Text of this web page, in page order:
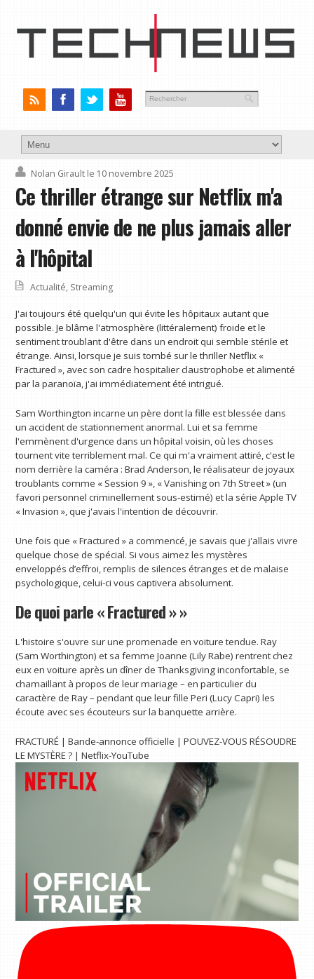
Nolan Girault le 10 novembre 2025
Ce thriller étrange sur Netflix m'a
donné envie de ne plus jamais aller
à l'hôpital
Actualité, Streaming
J'ai toujours été quelqu'un qui évite les hôpitaux autant que
possible. Je blâme l'atmosphère (littéralement) froide et le
sentiment troublant d'être dans un endroit qui semble stérile et
étrange. Ainsi, lorsque je suis tombé sur le thriller Netflix «
Fractured », avec son cadre hospitalier claustrophobe et alimenté
par la paranoïa, j'ai immédiatement été intrigué.
Sam Worthington incarne un père dont la fille est blessée dans
un accident de stationnement anormal. Lui et sa femme
l'emmènent d'urgence dans un hôpital voisin, où les choses
tournent vite terriblement mal. Ce qui m'a vraiment attiré, c'est le
nom derrière la caméra : Brad Anderson, le réalisateur de joyaux
troublants comme « Session 9 », « Vanishing on 7th Street » (un
favori personnel criminellement sous-estimé) et la série Apple TV
« Invasion », que j'avais l'intention de découvrir.
Une fois que « Fractured » a commencé, je savais que j'allais vivre
quelque chose de spécial. Si vous aimez les mystères
enveloppés d’effroi, remplis de silences étranges et de malaise
psychologique, celui-ci vous captivera absolument.
De quoi parle « Fractured » »
L'histoire s'ouvre sur une promenade en voiture tendue. Ray
(Sam Worthington) et sa femme Joanne (Lily Rabe) rentrent chez
eux en voiture après un dîner de Thanksgiving inconfortable, se
chamaillant à propos de leur mariage – en particulier du
caractère de Ray – pendant que leur fille Peri (Lucy Capri) les
écoute avec ses écouteurs sur la banquette arrière.
FRACTURÉ | Bande-annonce officielle | POUVEZ-VOUS RÉSOUDRE
LE MYSTÈRE ? | Netflix-YouTube